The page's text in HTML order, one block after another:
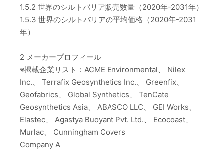
1.5.2 世界のシルトバリア販売数量（2020年-2031年）
1.5.3 世界のシルトバリアの平均価格（2020年-2031
年）
2 メーカープロフィール
※掲載企業リスト：ACME Environmental、 Nilex
Inc.、 Terrafix Geosynthetics Inc.、 Greenfix、
Geofabrics、 Global Synthetics、 TenCate
Geosynthetics Asia、 ABASCO LLC、 GEI Works、
Elastec、 Agastya Buoyant Pvt. Ltd.、 Ecocoast、
Murlac、 Cunningham Covers
Company A